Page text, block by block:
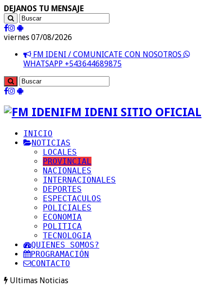
DEJANOS TU MENSAJE
viernes 07/08/2026
FM IDENI / COMUNICATE CON NOSOTROS
WHATSAPP +543644689875
FM IDENI SITIO OFICIAL
INICIO
NOTICIAS
LOCALES
PROVINCIAL
NACIONALES
INTERNACIONALES
DEPORTES
ESPECTACULOS
POLICIALES
ECONOMIA
POLITICA
TECNOLOGIA
QUIENES SOMOS?
PROGRAMACIÓN
CONTACTO
Ultimas Noticias